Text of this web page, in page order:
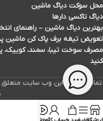
محل سوکت دیاگ ماشین
دیاگ تاکسی دارها
بهترین دیاگ ماشین – راهنمای
تعویض تیغه برف پاک کن ماشین پراید، ۲۰۶ و غیره (فیلم
مصرف سوخت تیبا، سمند، کوییک،
کنید
تمامی حقوق این وب سایت متعلق